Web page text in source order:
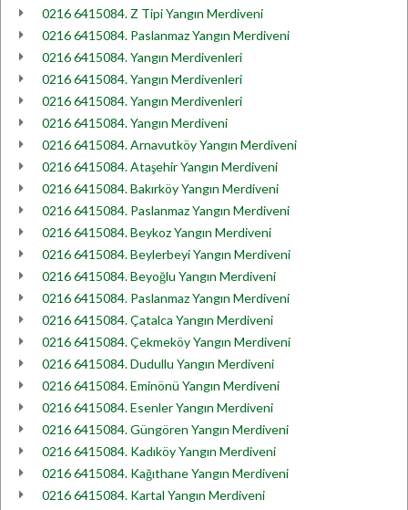
0216 6415084. Z Tipi Yangın Merdiveni
0216 6415084. Paslanmaz Yangın Merdiveni
0216 6415084. Yangın Merdivenleri
0216 6415084. Yangın Merdivenleri
0216 6415084. Yangın Merdivenleri
0216 6415084. Yangın Merdiveni
0216 6415084. Arnavutköy Yangın Merdiveni
0216 6415084. Ataşehir Yangın Merdiveni
0216 6415084. Bakırköy Yangın Merdiveni
0216 6415084. Paslanmaz Yangın Merdiveni
0216 6415084. Beykoz Yangın Merdiveni
0216 6415084. Beylerbeyi Yangın Merdiveni
0216 6415084. Beyoğlu Yangın Merdiveni
0216 6415084. Paslanmaz Yangın Merdiveni
0216 6415084. Çatalca Yangın Merdiveni
0216 6415084. Çekmeköy Yangın Merdiveni
0216 6415084. Dudullu Yangın Merdiveni
0216 6415084. Eminönü Yangın Merdiveni
0216 6415084. Esenler Yangın Merdiveni
0216 6415084. Güngören Yangın Merdiveni
0216 6415084. Kadıköy Yangın Merdiveni
0216 6415084. Kağıthane Yangın Merdiveni
0216 6415084. Kartal Yangın Merdiveni